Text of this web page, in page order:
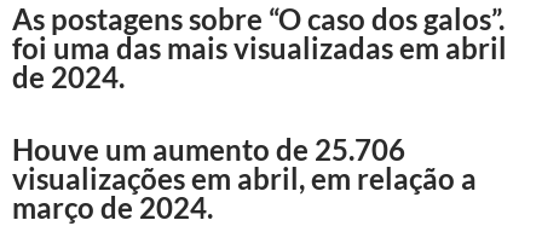
As postagens sobre “O caso dos galos”.
foi uma das mais visualizadas em abril
de 2024.
Houve um aumento de 25.706
visualizações em abril, em relação a
março de 2024.